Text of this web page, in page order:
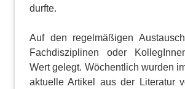
durfte.
Auf den regelmäßigen
Fachdisziplinen oder
Wert gelegt. Wöchentlich wurden
aktuelle Artikel aus der Literatur